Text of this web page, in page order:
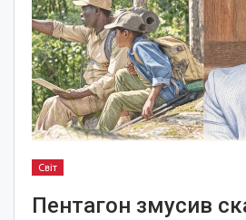
Світ
Пентагон змусив